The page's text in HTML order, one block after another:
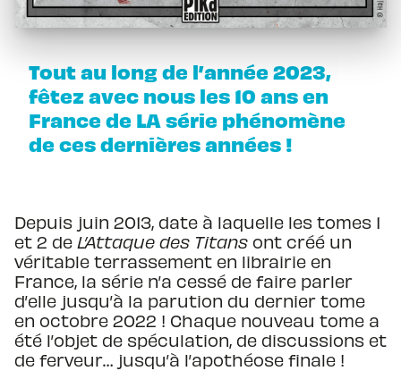
Tout au long de l’année 2023,
fêtez avec nous les 10 ans en
France de LA série phénomène
de ces dernières années !
Depuis juin 2013, date à laquelle les tomes 1
et 2 de L’Attaque des Titans ont créé un
véritable terrassement en librairie en
France, la série n’a cessé de faire parler
d’elle jusqu’à la parution du dernier tome
en octobre 2022 ! Chaque nouveau tome a
été l’objet de spéculation, de discussions et
de ferveur… jusqu’à l’apothéose finale !